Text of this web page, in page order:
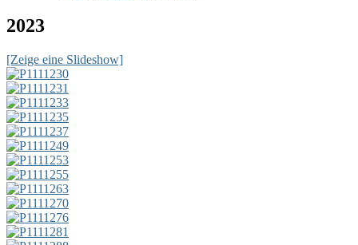
2023
[Zeige eine Slideshow]